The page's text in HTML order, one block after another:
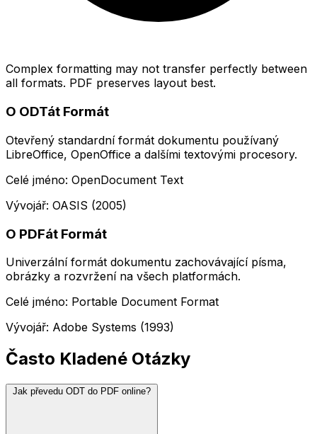
Complex formatting may not transfer perfectly between
all formats. PDF preserves layout best.
O ODTát Formát
Otevřený standardní formát dokumentu používaný
LibreOffice, OpenOffice a dalšími textovými procesory.
Celé jméno: OpenDocument Text
Vývojář: OASIS (2005)
O PDFát Formát
Univerzální formát dokumentu zachovávající písma,
obrázky a rozvržení na všech platformách.
Celé jméno: Portable Document Format
Vývojář: Adobe Systems (1993)
Často Kladené Otázky
Jak převedu ODT do PDF online?